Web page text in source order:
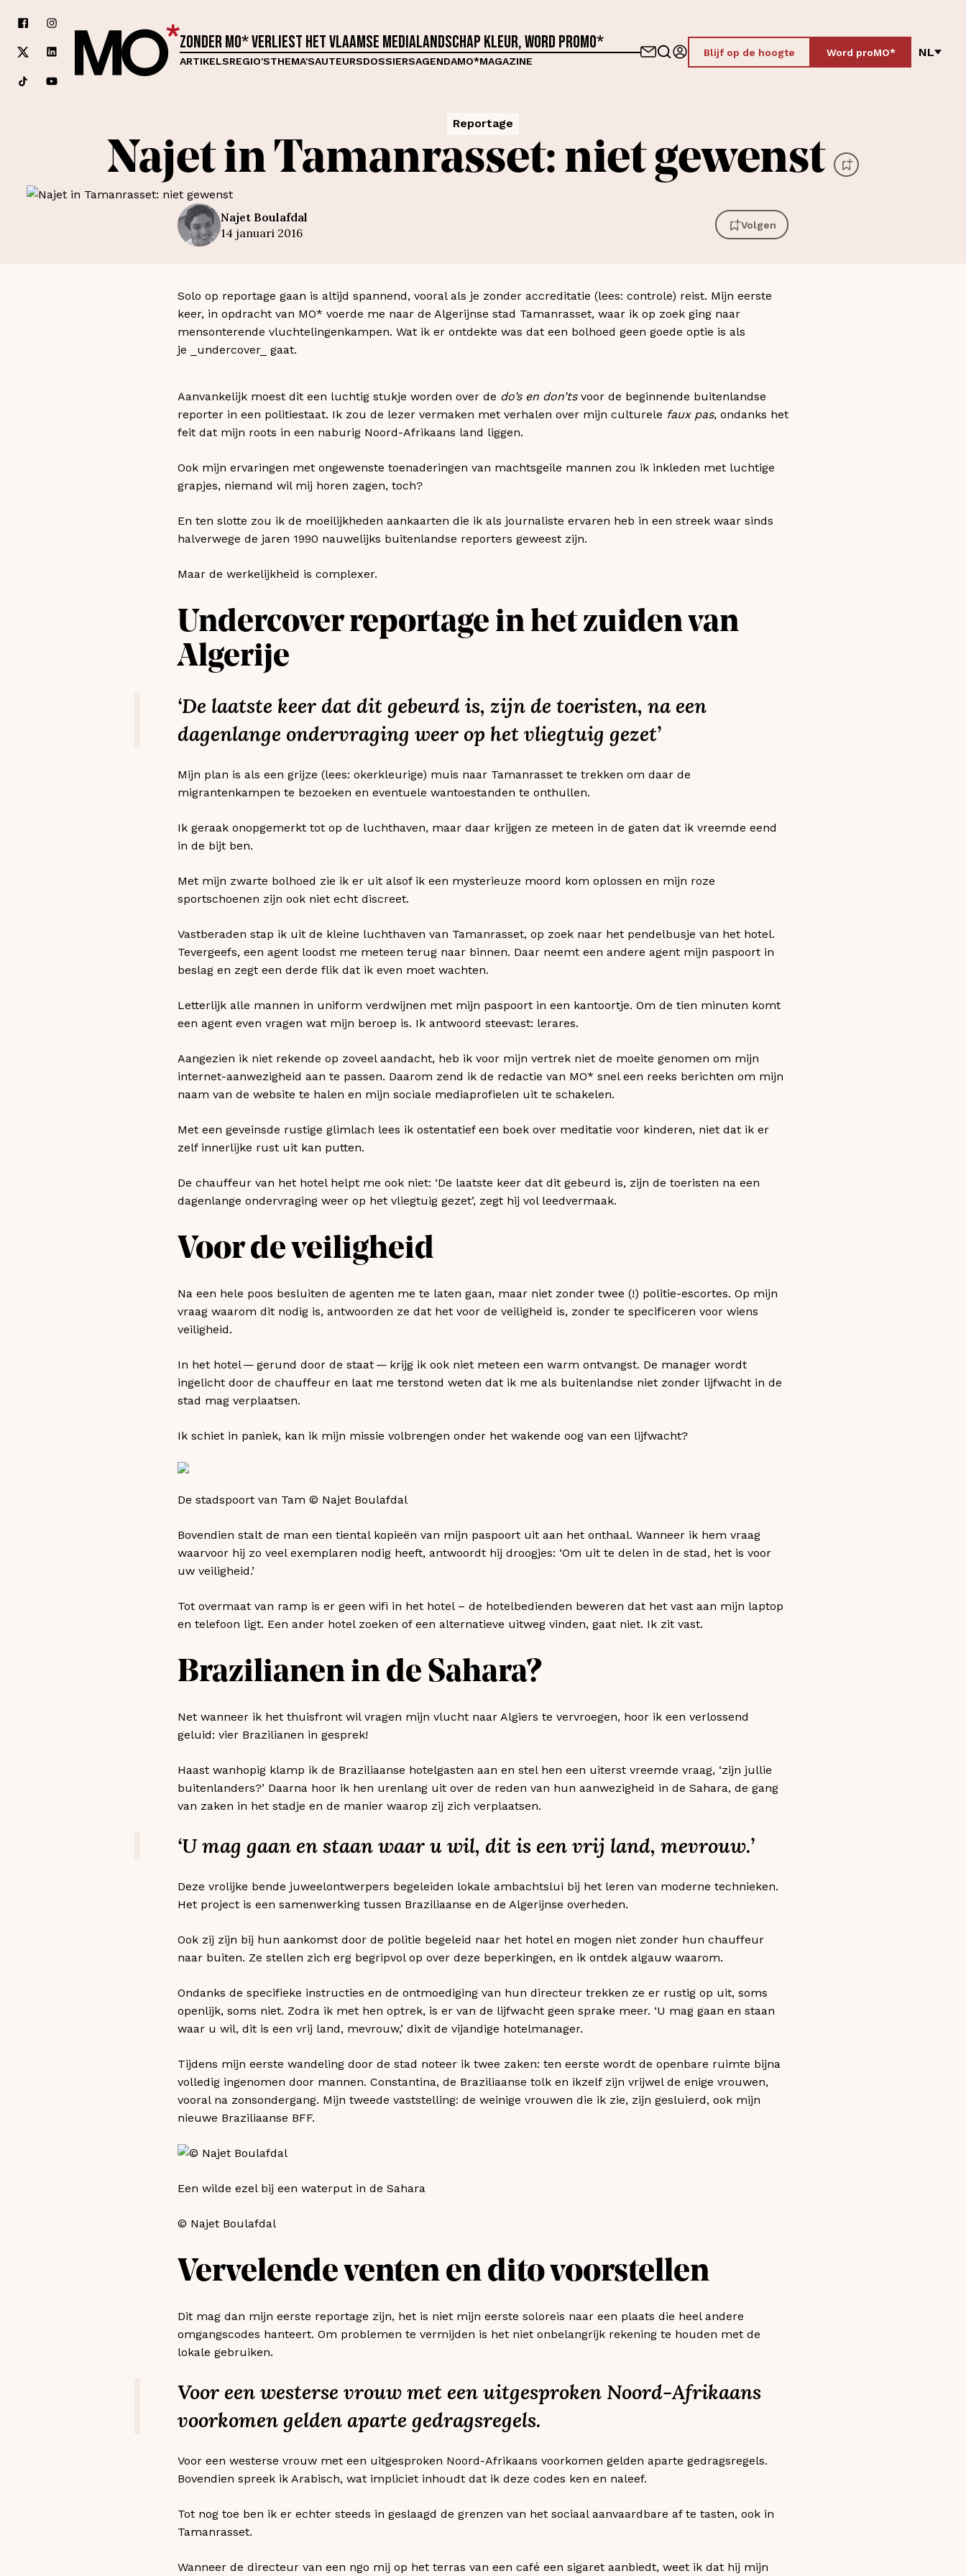
Zonder MO* verliest het Vlaamse medialandschap kleur, word proMO*
ARTIKELSREGIO'STHEMA'SAUTEURSDOSSIERSAGENDAMO*MAGAZINE
Blijf op de hoogte Word proMO* NL
Reportage
Najet in Tamanrasset: niet gewenst
Najet Boulafdal
14 januari 2016
Volgen
Solo op reportage gaan is altijd spannend, vooral als je zonder accreditatie (lees: controle) reist. Mijn eerste
keer, in opdracht van MO* voerde me naar de Algerijnse stad Tamanrasset, waar ik op zoek ging naar
mensonterende vluchtelingenkampen. Wat ik er ontdekte was dat een bolhoed geen goede optie is als
je _undercover_​ gaat.
Aanvankelijk moest dit een luchtig stukje worden over de do’s en don’tsvoor de beginnende buitenlandse
reporter in een politiestaat. Ik zou de lezer vermaken met verhalen over mijn culturele faux pas, ondanks het
feit dat mijn roots in een naburig Noord-Afrikaans land liggen.
Ook mijn ervaringen met ongewenste toenaderingen van machtsgeile mannen zou ik inkleden met luchtige
grapjes, niemand wil mij horen zagen, toch?
En ten slotte zou ik de moeilijkheden aankaarten die ik als journaliste ervaren heb in een streek waar sinds
halverwege de jaren 1990 nauwelijks buitenlandse reporters geweest zijn.
Maar de werkelijkheid is complexer.
Undercover reportage in het zuiden van
Algerije
‘De laatste keer dat dit gebeurd is, zijn de toeristen, na een
dagenlange ondervraging weer op het vliegtuig gezet’
Mijn plan is als een grijze (lees: okerkleurige) muis naar Tamanrasset te trekken om daar de
migrantenkampen te bezoeken en eventuele wantoestanden te onthullen.
Ik geraak onopgemerkt tot op de luchthaven, maar daar krijgen ze meteen in de gaten dat ik vreemde eend
in de bijt ben.
Met mijn zwarte bolhoed zie ik er uit alsof ik een mysterieuze moord kom oplossen en mijn roze
sportschoenen zijn ook niet echt discreet.
Vastberaden stap ik uit de kleine luchthaven van Tamanrasset, op zoek naar het pendelbusje van het hotel.
Tevergeefs, een agent loodst me meteen terug naar binnen. Daar neemt een andere agent mijn paspoort in
beslag en zegt een derde flik dat ik even moet wachten.
Letterlijk alle mannen in uniform verdwijnen met mijn paspoort in een kantoortje. Om de tien minuten komt
een agent even vragen wat mijn beroep is. Ik antwoord steevast: lerares.
Aangezien ik niet rekende op zoveel aandacht, heb ik voor mijn vertrek niet de moeite genomen om mijn
internet-aanwezigheid aan te passen. Daarom zend ik de redactie van MO* snel een reeks berichten om mijn
naam van de website te halen en mijn sociale mediaprofielen uit te schakelen.
Met een geveinsde rustige glimlach lees ik ostentatief een boek over meditatie voor kinderen, niet dat ik er
zelf innerlijke rust uit kan putten.
De chauffeur van het hotel helpt me ook niet: ‘De laatste keer dat dit gebeurd is, zijn de toeristen na een
dagenlange ondervraging weer op het vliegtuig gezet’, zegt hij vol leedvermaak.
Voor de veiligheid
Na een hele poos besluiten de agenten me te laten gaan, maar niet zonder twee (!) politie-escortes. Op mijn
vraag waarom dit nodig is, antwoorden ze dat het voor de veiligheid is, zonder te specificeren voor wiens
veiligheid.
In het hotel — gerund door de staat — krijg ik ook niet meteen een warm ontvangst. De manager wordt
ingelicht door de chauffeur en laat me terstond weten dat ik me als buitenlandse niet zonder lijfwacht in de
stad mag verplaatsen.
Ik schiet in paniek, kan ik mijn missie volbrengen onder het wakende oog van een lijfwacht?
De stadspoort van Tam © Najet Boulafdal
Bovendien stalt de man een tiental kopieën van mijn paspoort uit aan het onthaal. Wanneer ik hem vraag
waarvoor hij zo veel exemplaren nodig heeft, antwoordt hij droogjes: ‘Om uit te delen in de stad, het is voor
uw veiligheid.’
Tot overmaat van ramp is er geen wifi in het hotel – de hotelbedienden beweren dat het vast aan mijn laptop
en telefoon ligt. Een ander hotel zoeken of een alternatieve uitweg vinden, gaat niet. Ik zit vast.
Brazilianen in de Sahara?
Net wanneer ik het thuisfront wil vragen mijn vlucht naar Algiers te vervroegen, hoor ik een verlossend
geluid: vier Brazilianen in gesprek!
Haast wanhopig klamp ik de Braziliaanse hotelgasten aan en stel hen een uiterst vreemde vraag, ‘zijn jullie
buitenlanders?’ Daarna hoor ik hen urenlang uit over de reden van hun aanwezigheid in de Sahara, de gang
van zaken in het stadje en de manier waarop zij zich verplaatsen.
‘U mag gaan en staan waar u wil, dit is een vrij land, mevrouw.’
Deze vrolijke bende juweelontwerpers begeleiden lokale ambachtslui bij het leren van moderne technieken.
Het project is een samenwerking tussen Braziliaanse en de Algerijnse overheden.
Ook zij zijn bij hun aankomst door de politie begeleid naar het hotel en mogen niet zonder hun chauffeur
naar buiten. Ze stellen zich erg begripvol op over deze beperkingen, en ik ontdek algauw waarom.
Ondanks de specifieke instructies en de ontmoediging van hun directeur trekken ze er rustig op uit, soms
openlijk, soms niet. Zodra ik met hen optrek, is er van de lijfwacht geen sprake meer. ‘U mag gaan en staan
waar u wil, dit is een vrij land, mevrouw,’ dixit de vijandige hotelmanager.
Tijdens mijn eerste wandeling door de stad noteer ik twee zaken: ten eerste wordt de openbare ruimte bijna
volledig ingenomen door mannen. Constantina, de Braziliaanse tolk en ikzelf zijn vrijwel de enige vrouwen,
vooral na zonsondergang. Mijn tweede vaststelling: de weinige vrouwen die ik zie, zijn gesluierd, ook mijn
nieuwe Braziliaanse BFF.
Een wilde ezel bij een waterput in de Sahara
© Najet Boulafdal
Vervelende venten en dito voorstellen
Dit mag dan mijn eerste reportage zijn, het is niet mijn eerste soloreis naar een plaats die heel andere
omgangscodes hanteert. Om problemen te vermijden is het niet onbelangrijk rekening te houden met de
lokale gebruiken.
Voor een westerse vrouw met een uitgesproken Noord-Afrikaans
voorkomen gelden aparte gedragsregels.
Voor een westerse vrouw met een uitgesproken Noord-Afrikaans voorkomen gelden aparte gedragsregels.
Bovendien spreek ik Arabisch, wat impliciet inhoudt dat ik deze codes ken en naleef.
Tot nog toe ben ik er echter steeds in geslaagd de grenzen van het sociaal aanvaardbare af te tasten, ook in
Tamanrasset.
Wanneer de directeur van een ngo mij op het terras van een café een sigaret aanbiedt, weet ik dat hij mijn